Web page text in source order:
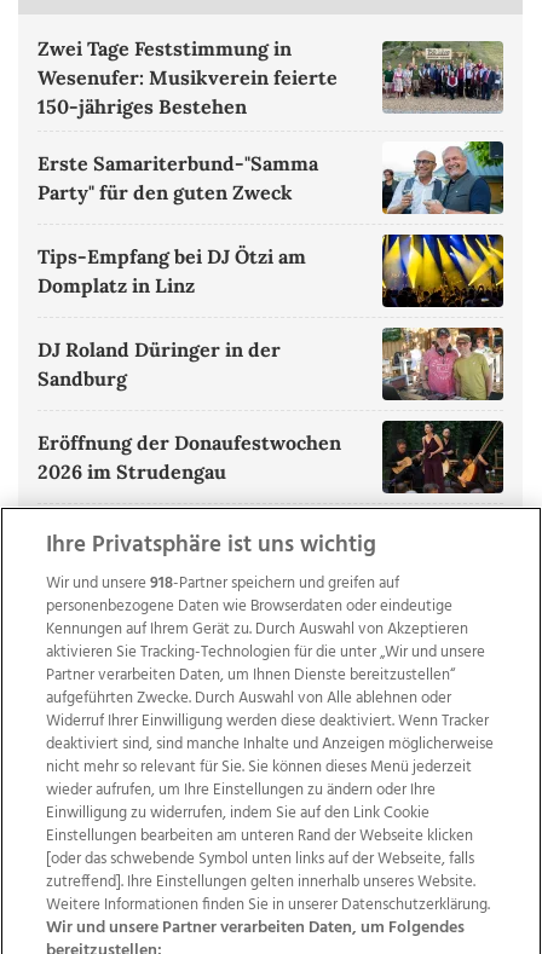
Zwei Tage Feststimmung in
Wesenufer: Musikverein feierte
150-jähriges Bestehen
Erste Samariterbund-"Samma
Party" für den guten Zweck
Tips-Empfang bei DJ Ötzi am
Domplatz in Linz
DJ Roland Düringer in der
Sandburg
Eröffnung der Donaufestwochen
2026 im Strudengau
ALLE BILDERGALERIEN ANZEIGEN
Wir über uns Mediadaten Kontakt
Jobs
Datenschutz
Impressum
AGB Anzeigekunden
AGB Website
Ehrenkodex Politische Werbung
Ihre Privatsphäre ist uns wichtig
Wir und unsere918-Partner speichern und greifen auf
personenbezogene Daten wie Browserdaten oder eindeutige
Kennungen auf Ihrem Gerät zu. Durch Auswahl von Akzeptieren
aktivieren Sie Tracking-Technologien für die unter „Wir und unsere
Partner verarbeiten Daten, um Ihnen Dienste bereitzustellen“
aufgeführten Zwecke. Durch Auswahl von Alle ablehnen oder
Widerruf Ihrer Einwilligung werden diese deaktiviert. Wenn Tracker
deaktiviert sind, sind manche Inhalte und Anzeigen möglicherweise
nicht mehr so relevant für Sie. Sie können dieses Menü jederzeit
wieder aufrufen, um Ihre Einstellungen zu ändern oder Ihre
Einwilligung zu widerrufen, indem Sie auf den Link Cookie
Einstellungen bearbeiten am unteren Rand der Webseite klicken
[oder das schwebende Symbol unten links auf der Webseite, falls
zutreffend]. Ihre Einstellungen gelten innerhalb unseres Website.
Weitere Informationen finden Sie in unserer Datenschutzerklärung.
Wir und unsere Partner verarbeiten Daten, um Folgendes